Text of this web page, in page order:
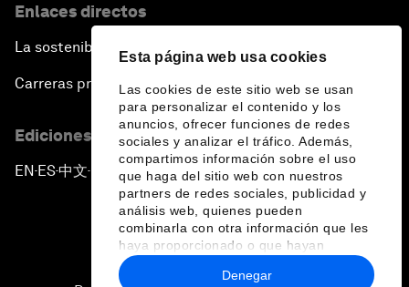
Esta página web usa cookies
Las cookies de este sitio web se usan
para personalizar el contenido y los
anuncios, ofrecer funciones de redes
sociales y analizar el tráfico. Además,
compartimos información sobre el uso
que haga del sitio web con nuestros
partners de redes sociales, publicidad y
análisis web, quienes pueden
combinarla con otra información que les
haya proporcionado o que hayan
recopilado a partir del uso que haya
hecho de sus servicios.
Denegar
Enlaces directos
La sostenibilidad en el Foro
Carreras profesionales
Ediciones en otros idiomas
EN ▪ES▪中文▪ 日本語